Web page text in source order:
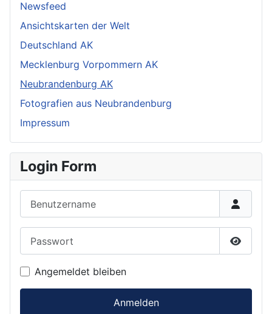
Newsfeed
Ansichtskarten der Welt
Deutschland AK
Mecklenburg Vorpommern AK
Neubrandenburg AK
Fotografien aus Neubrandenburg
Impressum
Login Form
Angemeldet bleiben
Anmelden